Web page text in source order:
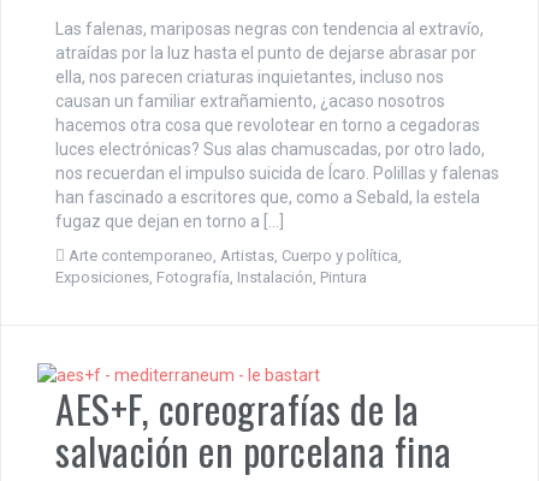
Las falenas, mariposas negras con tendencia al extravío,
atraídas por la luz hasta el punto de dejarse abrasar por
ella, nos parecen criaturas inquietantes, incluso nos
causan un familiar extrañamiento, ¿acaso nosotros
hacemos otra cosa que revolotear en torno a cegadoras
luces electrónicas? Sus alas chamuscadas, por otro lado,
nos recuerdan el impulso suicida de Ícaro. Polillas y falenas
han fascinado a escritores que, como a Sebald, la estela
fugaz que dejan en torno a […]
Arte contemporaneo Artistas Cuerpo y política
Exposiciones Fotografía Instalación Pintura
AES+F, coreografías de la
salvación en porcelana fina